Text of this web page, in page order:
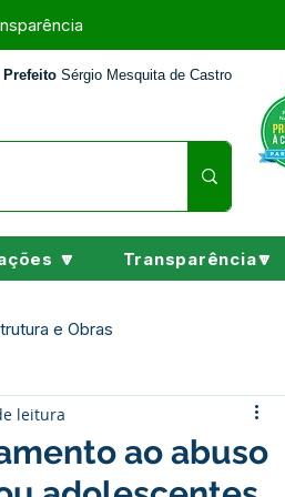
Prefeito Sérgio Mesquita de Castro
🔽 Transparência🔽
e Obras
ao abuso
leitura